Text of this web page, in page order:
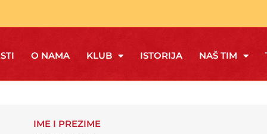
O NAMA KLUB ISTORIJA NAŠ TIM
IME I PREZIME